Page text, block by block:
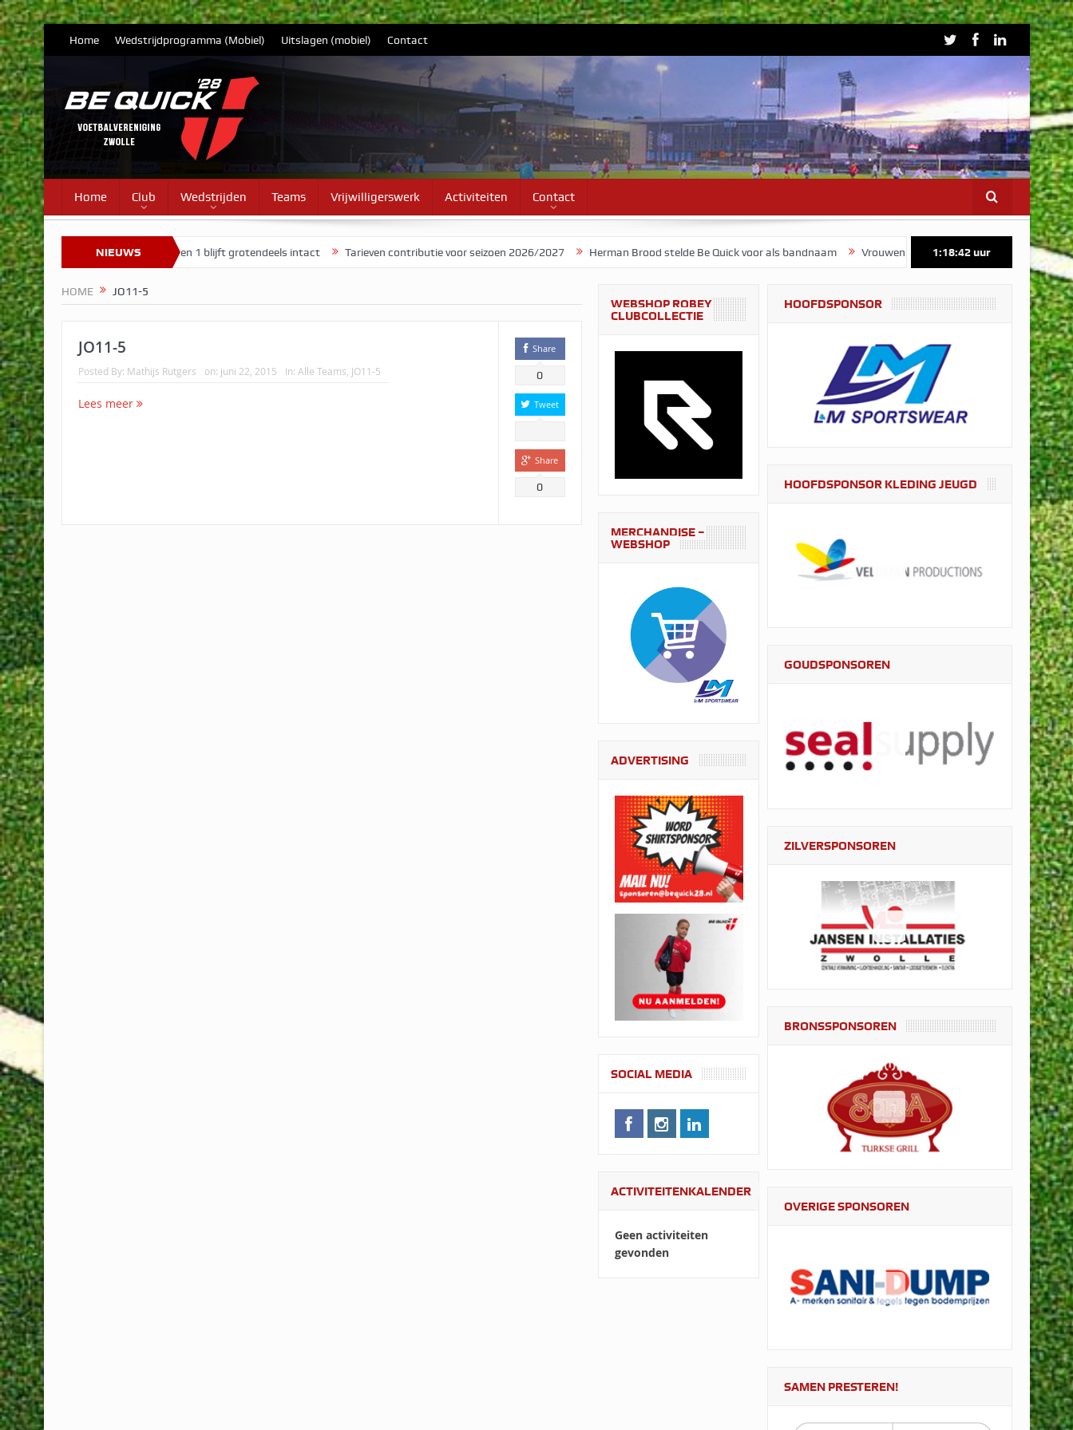
Home Wedstrijdprogramma (Mobiel) Uitslagen (mobiel) Contact
Home Club Wedstrijden Teams Vrijwilligerswerk Activiteiten Contact
NIEUWS
7 Selectie Vrouwen 1 blijft grotendeels intact Tarieven contributie voor seizoen 2026/2027 Herman Brood stelde Be Quick voor als bandnaam Vrouwen 1 start voorbereiding op maandag 3
1:18:42uur
HOME JO11-5
JO11-5
Posted By: Mathijs Rutgers on: juni 22, 2015 In: Alle Teams JO11-5
Lees meer
Share
0
Tweet
Share
0
WEBSHOP ROBEY
CLUBCOLLECTIE
MERCHANDISE –
WEBSHOP
ADVERTISING
SOCIAL MEDIA
ACTIVITEITENKALENDER
Geen activiteiten
gevonden
HOOFDSPONSOR
HOOFDSPONSOR KLEDING JEUGD
GOUDSPONSOREN
ZILVERSPONSOREN
BRONSSPONSOREN
OVERIGE SPONSOREN
SAMEN PRESTEREN!